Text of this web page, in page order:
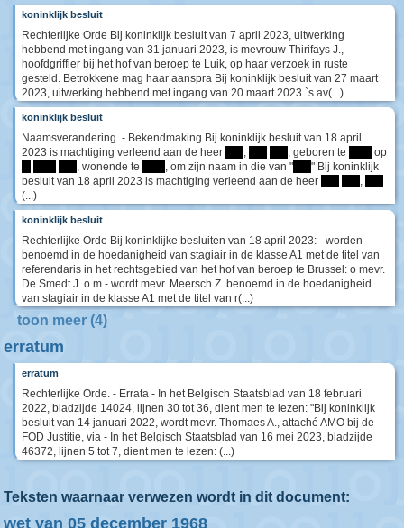
koninklijk besluit
Rechterlijke Orde Bij koninklijk besluit van 7 april 2023, uitwerking
hebbend met ingang van 31 januari 2023, is mevrouw Thirifays J.,
hoofdgriffier bij het hof van beroep te Luik, op haar verzoek in ruste
gesteld. Betrokkene mag haar aanspra Bij koninklijk besluit van 27 maart
2023, uitwerking hebbend met ingang van 20 maart 2023 `s av(...)
koninklijk besluit
Naamsverandering. - Bekendmaking Bij koninklijk besluit van 18 april
2023 is machtiging verleend aan de heer
, , geboren te
op
, wonende te , om zijn naam in die van "
" Bij koninklijk
besluit van 18 april 2023 is machtiging verleend aan de heer
,
(...)
koninklijk besluit
Rechterlijke Orde Bij koninklijke besluiten van 18 april 2023: - worden
benoemd in de hoedanigheid van stagiair in de klasse A1 met de titel van
referendaris in het rechtsgebied van het hof van beroep te Brussel: o mevr.
De Smedt J. o m - wordt mevr. Meersch Z. benoemd in de hoedanigheid
van stagiair in de klasse A1 met de titel van r(...)
toon meer (4)
erratum
erratum
Rechterlijke Orde. - Errata - In het Belgisch Staatsblad van 18 februari
2022, bladzijde 14024, lijnen 30 tot 36, dient men te lezen: "Bij koninklijk
besluit van 14 januari 2022, wordt mevr. Thomaes A., attaché AMO bij de
FOD Justitie, via - In het Belgisch Staatsblad van 16 mei 2023, bladzijde
46372, lijnen 5 tot 7, dient men te lezen: (...)
Teksten waarnaar verwezen wordt in dit document:
wet van 05 december 1968